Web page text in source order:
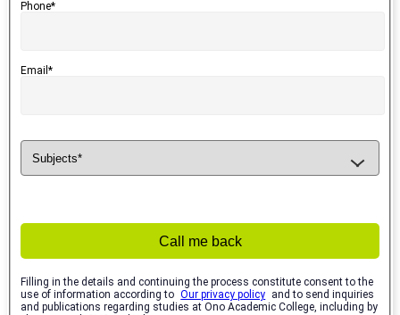
Phone*
Email*
Call me back
Filling in the details and continuing the process constitute consent to the
use of information according to Our privacy policy and to send inquiries
and publications regarding studies at Ono Academic College, including by